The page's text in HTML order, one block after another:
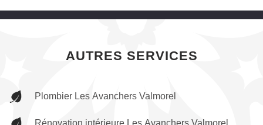
AUTRES SERVICES
Plombier Les Avanchers Valmorel
Rénovation intérieure Les Avanchers Valmorel